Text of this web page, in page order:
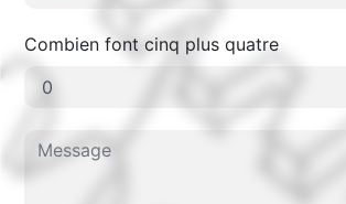
Combien font cinq plus quatre